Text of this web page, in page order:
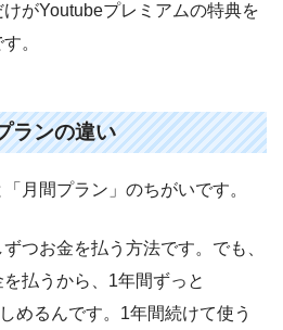
がYoutubeプレミアムの特典を
。
ランの違い
月間プラン」のちがいです。
つお金を払う方法です。でも、
払うから、1年間ずっと
めるんです。1年間続けて使う